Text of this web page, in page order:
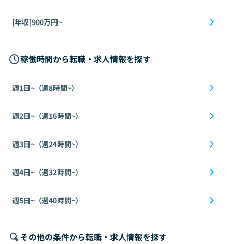
[年収]900万円~
稼働時間から転職・求人情報を探す
週1日~（週8時間~）
週2日~（週16時間~）
週3日~（週24時間~）
週4日~（週32時間~）
週5日~（週40時間~）
その他の条件から転職・求人情報を探す